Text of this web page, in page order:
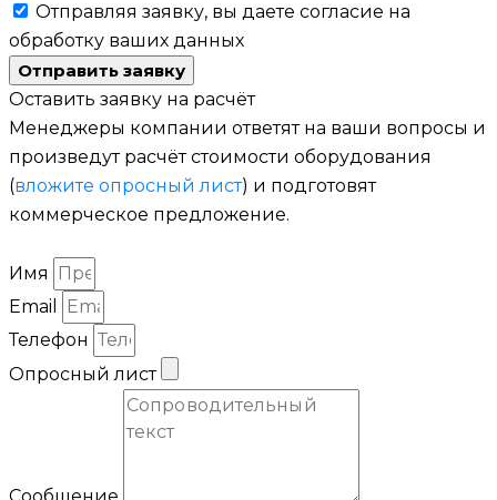
Отправляя заявку, вы даете согласие на
обработку ваших данных
Отправить заявку
Оставить заявку на расчёт
Менеджеры компании ответят на ваши вопросы и
произведут расчёт стоимости оборудования
(вложите опросный лист) и подготовят
коммерческое предложение.
Имя
Email
Телефон
Опросный лист